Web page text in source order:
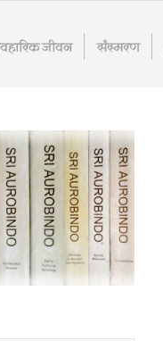
जीवन संस्मरण